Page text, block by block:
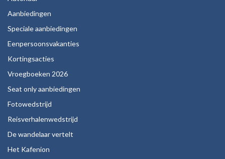
Aanbiedingen
Speciale aanbiedingen
Eenpersoonsvakanties
Kortingsacties
Vroegboeken 2026
Seat only aanbiedingen
Fotowedstrijd
Reisverhalenwedstrijd
De wandelaar vertelt
Het Kafenion